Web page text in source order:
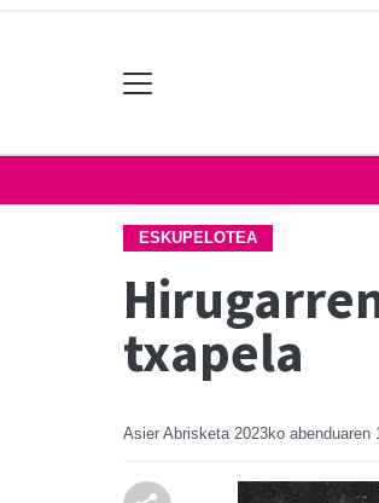
ESKUPELOTEA
txapela
Asier Abrisketa 2023ko abenduaren